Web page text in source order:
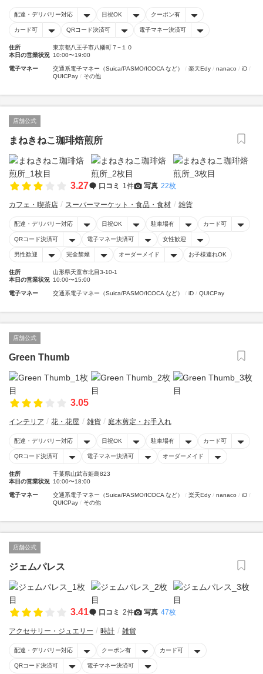
配達・デリバリー対応 日祝OK クーポン有
カード可 QRコード決済可 電子マネー決済可
住所
東京都八王子市八幡町７−１０
本日の営業状況 10:00〜19:00
電子マネー 交通系電子マネー（Suica/PASMO/ICOCA など） 楽天Edy nanaco
iD
QUICPay
その他
店舗公式
まねきねこ珈琲焙煎所
3.27 口コミ 1件 写真 22枚
カフェ・喫茶店 スーパーマーケット・食品・食材 雑貨
配達・デリバリー対応 日祝OK 駐車場有 カード可
QRコード決済可 電子マネー決済可 女性歓迎
男性歓迎 完全禁煙 オーダーメイド お子様連れOK
住所
山形県天童市北目3-10-1
本日の営業状況 10:00〜15:00
電子マネー 交通系電子マネー（Suica/PASMO/ICOCA など） iD QUICPay
店舗公式
Green Thumb
3.05
インテリア 花・花屋 雑貨 庭木剪定・お手入れ
配達・デリバリー対応 日祝OK 駐車場有 カード可
QRコード決済可 電子マネー決済可 オーダーメイド
住所
千葉県山武市姫島823
本日の営業状況 10:00〜18:00
電子マネー 交通系電子マネー（Suica/PASMO/ICOCA など） 楽天Edy nanaco
iD
QUICPay
その他
店舗公式
ジェムパレス
3.41 口コミ 2件 写真 47枚
アクセサリー・ジュエリー 時計 雑貨
配達・デリバリー対応 クーポン有 カード可
QRコード決済可 電子マネー決済可